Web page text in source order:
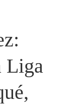
Liga